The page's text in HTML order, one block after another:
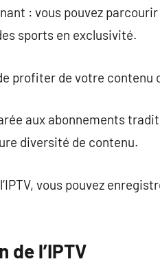
: vous pouvez
sports en exclusivité.
profiter de votre contenu
aux abonnements
diversité de contenu.
vous pouvez
de l’IPTV